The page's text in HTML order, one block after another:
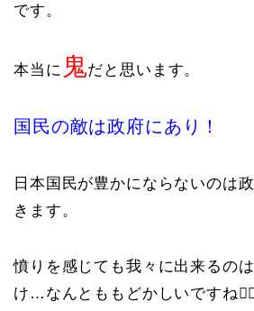
です。
本当に 鬼だと思います。
国民の敵は政府にあり！
日本国民が豊かにならないのは
きます。
憤りを感じても我々に出来るの
け…なんとももどかしいですね